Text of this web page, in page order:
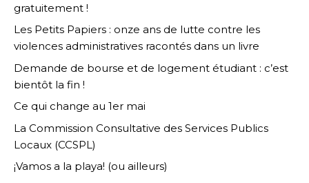
gratuitement !
Les Petits Papiers : onze ans de lutte contre les
violences administratives racontés dans un livre
Demande de bourse et de logement étudiant : c’est
bientôt la fin !
Ce qui change au 1er mai
La Commission Consultative des Services Publics
Locaux (CCSPL)
¡Vamos a la playa! (ou ailleurs)